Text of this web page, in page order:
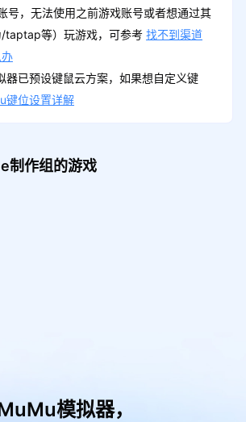
号，无法使用之前游戏账号或者想通过其
taptap等）玩游戏，可参考 找不到渠道
器已预设键鼠云方案，如果想自定义键
键位设置详解
制作组的游戏
模拟器，